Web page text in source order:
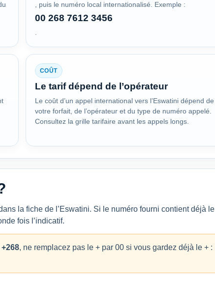
, puis le numéro local internationalisé. Exemple :
00 268 7612 3456
COÛT
Le tarif dépend de l’opérateur
Le coût d’un appel international vers l’Eswatini dépend de
votre forfait, de l’opérateur et du type de numéro appelé.
Consultez la grille tarifaire avant les appels longs.
la fiche de l’Eswatini. Si le numéro fourni contient déjà le
fois l’indicatif.
+268, ne remplacez pas le + par 00 si vous gardez déjà le + :